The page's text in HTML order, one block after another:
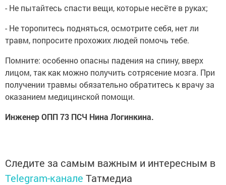
- Не пытайтесь спасти вещи, которые несёте в руках;
- Не торопитесь подняться, осмотрите себя, нет ли
травм, попросите прохожих людей помочь тебе.
Помните: особенно опасны падения на спину, вверх
лицом, так как можно получить сотрясение мозга. При
получении травмы обязательно обратитесь к врачу за
оказанием медицинской помощи.
Инженер ОПП 73 ПСЧ Нина Логинкина.
Следите за самым важным и интересным в
Telegram-канале Татмедиа